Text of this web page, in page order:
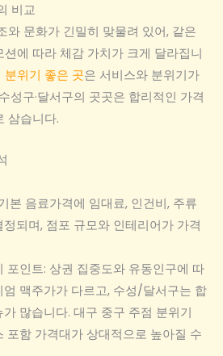
비교
와 문화가 긴밀히 맞물려 있어, 같은
에 따라 체감 가치가 크게 달라집니
분위기 좋은 곳은 서비스와 분위기가
성구·달서구의 곳곳은 합리적인 가격
삼습니다.
본 음료가격에 임대료, 인건비, 주류
되며, 점포 규모와 인테리어가 가격
포인트: 상권 집중도와 유동인구에 따
엄 맥주가가 다르고, 수성/달서구는 합
많습니다. 대구 중구 주점 분위기
포함 가격대가 상대적으로 높아질 수